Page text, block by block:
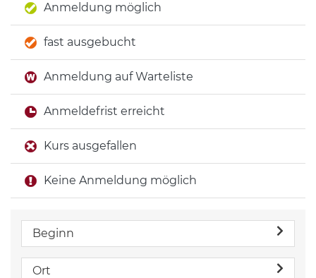
Anmeldung möglich
fast ausgebucht
Anmeldung auf Warteliste
Anmeldefrist erreicht
Kurs ausgefallen
Keine Anmeldung möglich
Beginn
Ort